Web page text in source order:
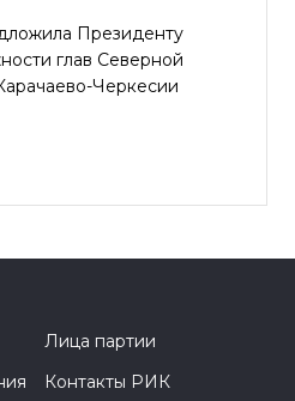
Президенту
глав Северной
Черкесии
Лица партии
Контакты РИК